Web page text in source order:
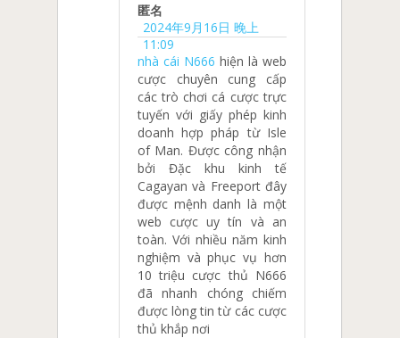
匿名
2024年9月16日 晚上
11:09
nhà cái N666 hiện là web
cược chuyên cung cấp
các trò chơi cá cược trực
tuyến với giấy phép kinh
doanh hợp pháp từ Isle
of Man. Được công nhận
bởi Đặc khu kinh tế
Cagayan và Freeport đây
được mệnh danh là một
web cược uy tín và an
toàn. Với nhiều năm kinh
nghiệm và phục vụ hơn
10 triệu cược thủ N666
đã nhanh chóng chiếm
được lòng tin từ các cược
thủ khắp nơi